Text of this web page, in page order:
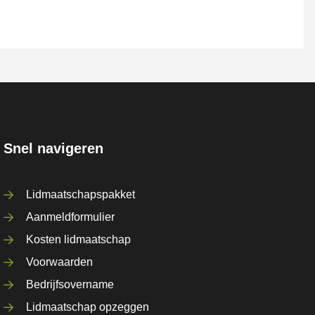
Snel navigeren
Lidmaatschapspakket
Aanmeldformulier
Kosten lidmaatschap
Voorwaarden
Bedrijfsovername
Lidmaatschap opzeggen